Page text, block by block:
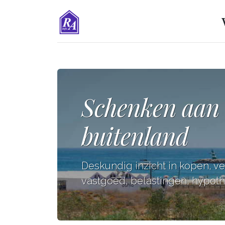
Schenken
buitenland
Deskundig inzicht in kopen,
vastgoed, belastingen,